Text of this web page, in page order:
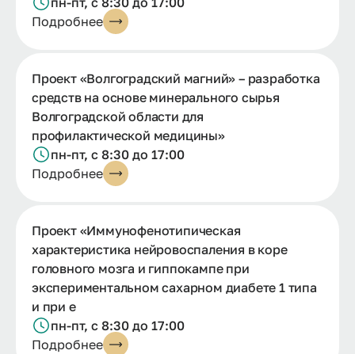
Подробнее
Проект «Волгоградский магний» – разработка
средств на основе минерального сырья
Волгоградской области для
профилактической медицины»
пн-пт, с 8:30 до 17:00
Подробнее
Проект «Иммунофенотипическая
характеристика нейровоспаления в коре
головного мозга и гиппокампе при
экспериментальном сахарном диабете 1 типа
и при е
пн-пт, с 8:30 до 17:00
Подробнее